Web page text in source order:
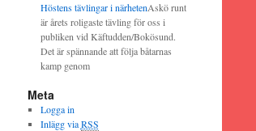
Höstens tävlingar i närhetenAskö runt
är årets roligaste tävling för oss i
publiken vid Käftudden/Bokösund.
Det är spännande att följa båtarnas
kamp genom
Meta
Logga in
Inlägg viaRSS